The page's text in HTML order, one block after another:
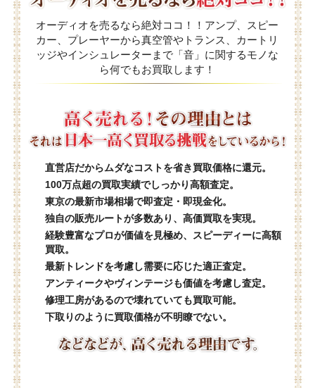
オーディオを売るなら絶対ココ！！アンプ、スピー
カー、プレーヤーから真空管やトランス、カートリ
ッジやインシュレーターまで「音」に関するモノな
ら何でもお買取します！
直営店だからムダなコストを省き買取価格に還元。
100万点超の買取実績でしっかり高額査定。
東京の最新市場相場で即査定・即現金化。
独自の販売ルートが多数あり、高価買取を実現。
経験豊富なプロが価値を見極め、スピーディーに高額
買取。
最新トレンドを考慮し需要に応じた適正査定。
アンティークやヴィンテージも価値を考慮し査定。
修理工房があるので壊れていても買取可能。
下取りのように買取価格が不明瞭でない。